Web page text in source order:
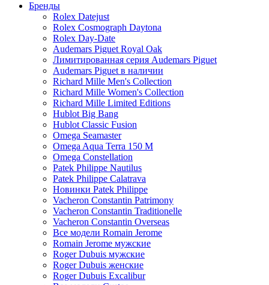
Бренды
Rolex Datejust
Rolex Cosmograph Daytona
Rolex Day-Date
Audemars Piguet Royal Oak
Лимитированная серия Audemars Piguet
Audemars Piguet в наличии
Richard Mille Men's Collection
Richard Mille Women's Collection
Richard Mille Limited Editions
Hublot Big Bang
Hublot Classic Fusion
Omega Seamaster
Omega Aqua Terra 150 M
Omega Constellation
Patek Philippe Nautilus
Patek Philippe Calatrava
Новинки Patek Philippe
Vacheron Constantin Patrimony
Vacheron Constantin Traditionelle
Vacheron Constantin Overseas
Все модели Romain Jerome
Romain Jerome мужские
Roger Dubuis мужские
Roger Dubuis женские
Roger Dubuis Excalibur